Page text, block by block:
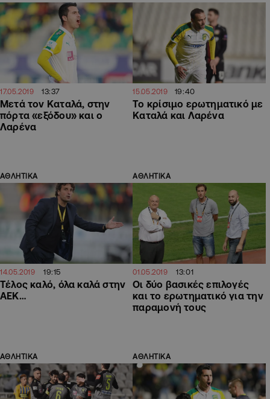
17.05.2019 13:37
Μετά τον Καταλά, στην
πόρτα «εξόδου» και ο
Λαρένα
15.05.2019 19:40
Το κρίσιμο ερωτηματικό με
Καταλά και Λαρένα
ΑΘΛΗΤΙΚΑ
14.05.2019 19:15
Τέλος καλό, όλα καλά στην
ΑΕΚ…
ΑΘΛΗΤΙΚΑ
01.05.2019 13:01
Οι δύο βασικές επιλογές
και το ερωτηματικό για την
παραμονή τους
ΑΘΛΗΤΙΚΑ ΑΘΛΗΤΙΚΑ